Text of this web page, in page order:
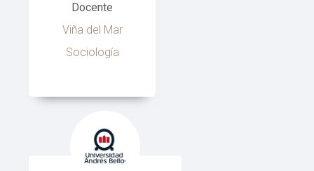
Docente
Viña del Mar
Sociología